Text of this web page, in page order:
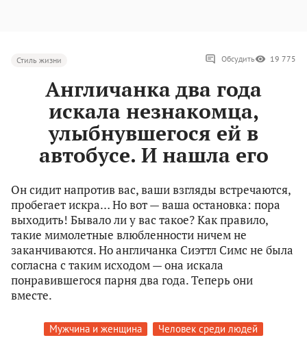
Стиль жизни Обсудить 19 775
Англичанка два года
искала незнакомца,
улыбнувшегося ей в
автобусе. И нашла его
Он сидит напротив вас, ваши взгляды встречаются,
пробегает искра… Но вот — ваша остановка: пора
выходить! Бывало ли у вас такое? Как правило,
такие мимолетные влюбленности ничем не
заканчиваются. Но англичанка Сиэттл Симс не была
согласна с таким исходом — она искала
понравившегося парня два года. Теперь они
вместе.
Мужчина и женщина Человек среди людей